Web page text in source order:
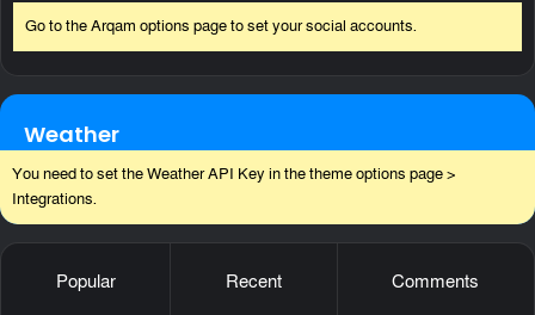
Go to the Arqam options page to set your social accounts.
Weather
You need to set the Weather API Key in the theme options page >
Integrations.
Popular Recent Comments